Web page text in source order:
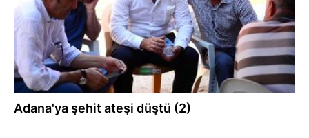
Adana'ya şehit ateşi düştü (2)